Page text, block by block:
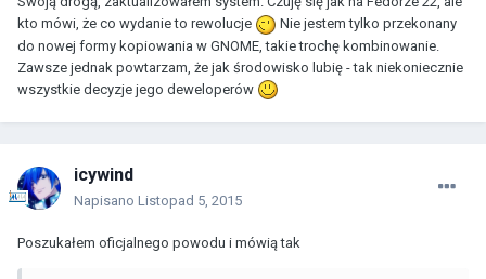
kto mówi, że co wydanie to rewolucje
Nie jestem tylko przekonany
do nowej formy kopiowania w GNOME, takie trochę kombinowanie.
Zawsze jednak powtarzam, że jak środowisko lubię - tak niekoniecznie
wszystkie decyzje jego deweloperów
icywind
Napisano Listopad 5, 2015
Poszukałem oficjalnego powodu i mówią tak